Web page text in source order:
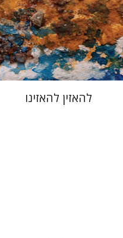
הנחת אתר ספר מודפס
$53
$48
להאזין להאזינו